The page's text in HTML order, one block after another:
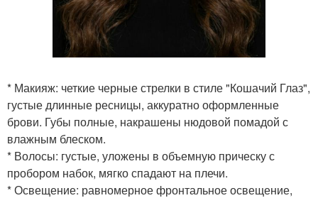
* Макияж: четкие черные стрелки в стиле "Кошачий Глаз",
густые длинные ресницы, аккуратно оформленные
брови. Губы полные, накрашены нюдовой помадой с
влажным блеском.
* Волосы: густые, уложены в объемную прическу с
пробором набок, мягко спадают на плечи.
* Освещение: равномерное фронтальное освещение,